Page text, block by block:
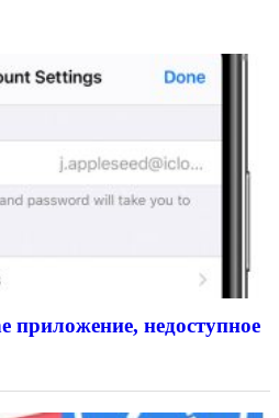
приложение, недоступное